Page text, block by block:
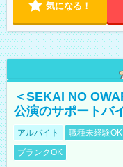
気になる！
＜SEKAI NO
公演のサポートバ
アルバイト 職種未経験OK
ブランクOK